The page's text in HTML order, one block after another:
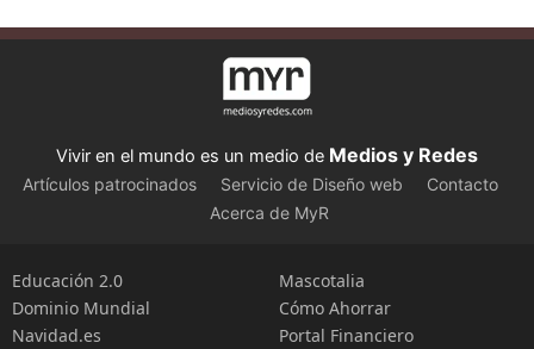
Vivir en el mundo es un medio de Medios y Redes
Artículos patrocinados Servicio de Diseño web
Contacto
Acerca de MyR
Educación 2.0
Dominio Mundial
Navidad.es
Mascotalia
Cómo Ahorrar
Portal Financiero